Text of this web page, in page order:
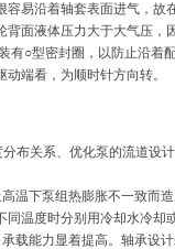
易沿着轴套表面进气，故
面液体压力大于大气压，
○型密封圈，以防止沿着
端看，为顺时针方向转。
布关系、优化泵的流道设
温下泵组热膨胀不一致而
温度时分别用冷却水冷却
载能力显着提高。轴承设计